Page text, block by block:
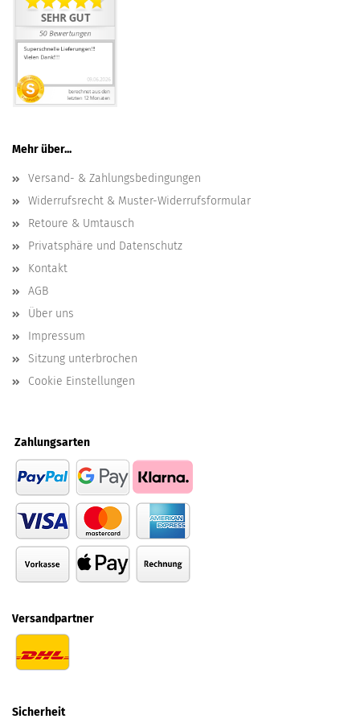
Mehr über...
Versand- & Zahlungsbedingungen
Widerrufsrecht & Muster-Widerrufsformular
Retoure & Umtausch
Privatsphäre und Datenschutz
Kontakt
AGB
Über uns
Impressum
Sitzung unterbrochen
Cookie Einstellungen
Zahlungsarten
Versandpartner
Sicherheit